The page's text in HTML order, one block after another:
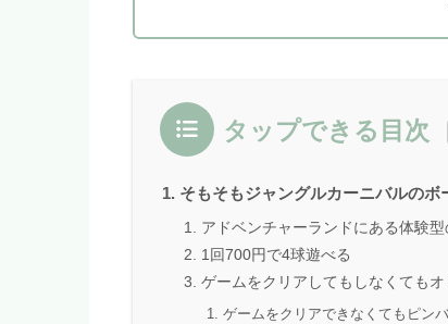
タップできる目次
そもそもジャングルカーニバルのボ
アドベンチャーランドにある体験
1回700円で4球遊べる
ゲームをクリアしてもしなくても
ゲームをクリアできなくてもピン